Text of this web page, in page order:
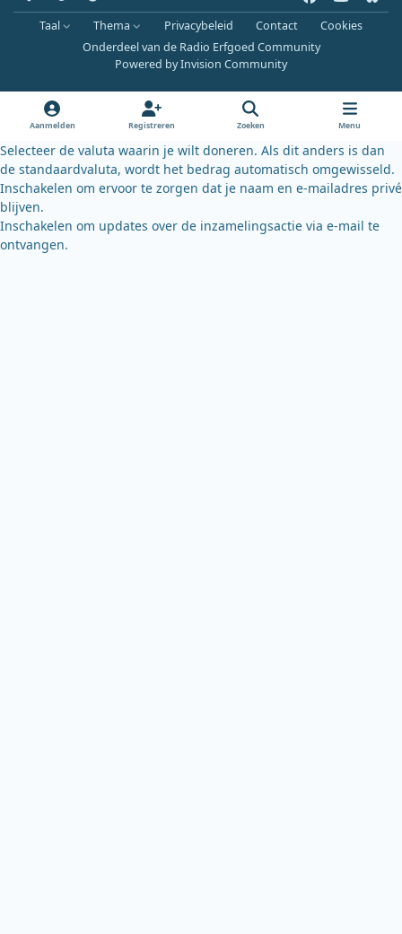
a
c
e
k
o
u
l
u
k
y
Taal Thema Privacybeleid Contact
Cookies
Onderdeel van de Radio Erfgoed Community
Powered byInvision Community
Aanmelden Registreren Zoeken Menu
Selecteer de valuta waarin je wilt doneren. Als dit anders is dan
de standaardvaluta, wordt het bedrag automatisch omgewisseld.
Inschakelen om ervoor te zorgen dat je naam en e-mailadres privé
blijven.
Inschakelen om updates over de inzamelingsactie via e-mail te
ontvangen.